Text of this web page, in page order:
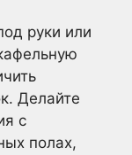
руки или
Делайте
с
полах,